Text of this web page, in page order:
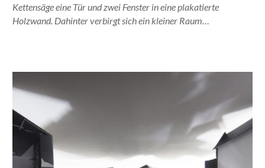
Kettensäge eine Tür und zwei Fenster in eine plakatierte
Holzwand. Dahinter verbirgt sich ein kleiner Raum…